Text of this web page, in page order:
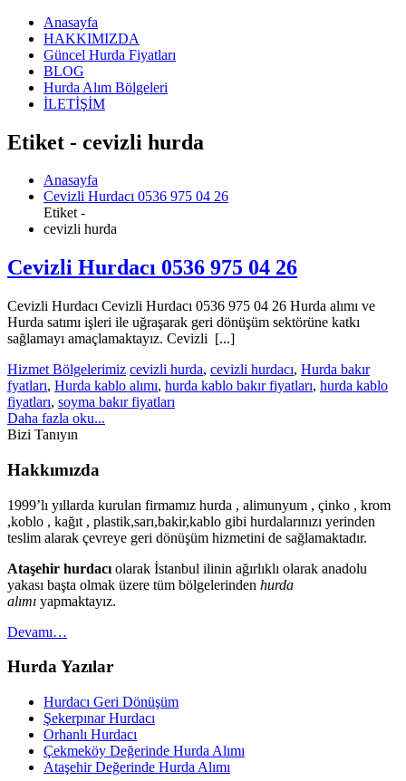
Anasayfa
HAKKIMIZDA
Güncel Hurda Fiyatları
BLOG
Hurda Alım Bölgeleri
İLETİŞİM
Etiket - cevizli hurda
Anasayfa
Cevizli Hurdacı 0536 975 04 26
Etiket -
cevizli hurda
Cevizli Hurdacı 0536 975 04 26
Cevizli Hurdacı Cevizli Hurdacı 0536 975 04 26 Hurda alımı ve
Hurda satımı işleri ile uğraşarak geri dönüşüm sektörüne katkı
sağlamayı amaçlamaktayız. Cevizli [...]
Hizmet Bölgelerimiz cevizli hurda, cevizli hurdacı, Hurda bakır
fyatları, Hurda kablo alımı, hurda kablo bakır fiyatları, hurda kablo
fiyatları, soyma bakır fiyatları
Daha fazla oku...
Bizi Tanıyın
Hakkımızda
1999’lı yıllarda kurulan firmamız hurda , alimunyum , çinko , krom
,koblo , kağıt , plastik,sarı,bakir,kablo gibi hurdalarınızı yerinden
teslim alarak çevreye geri dönüşüm hizmetini de sağlamaktadır.
Ataşehir hurdacı olarak İstanbul ilinin ağırlıklı olarak anadolu
yakası başta olmak üzere tüm bölgelerinden hurda
alımı yapmaktayız.
Devamı…
Hurda Yazılar
Hurdacı Geri Dönüşüm
Şekerpınar Hurdacı
Orhanlı Hurdacı
Çekmeköy Değerinde Hurda Alımı
Ataşehir Değerinde Hurda Alımı